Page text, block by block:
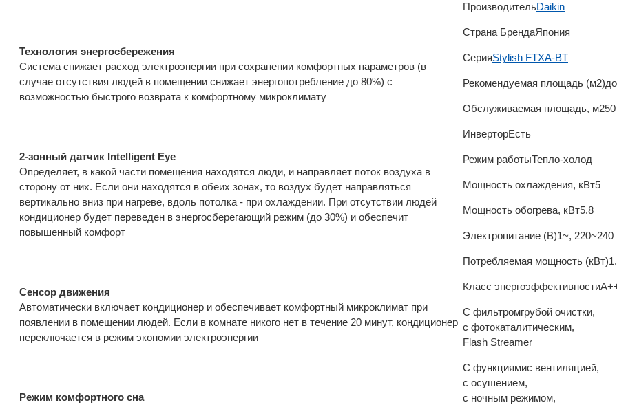
Технология энергосбережения
Система снижает расход электроэнергии при сохранении комфортных параметров (в
случае отсутствия людей в помещении снижает энергопотребление до 80%) с
возможностью быстрого возврата к комфортному микроклимату
2-зонный датчик Intelligent Eye
Определяет, в какой части помещения находятся люди, и направляет поток воздуха в
сторону от них. Если они находятся в обеих зонах, то воздух будет направляться
вертикально вниз при нагреве, вдоль потолка - при охлаждении. При отсутствии людей
кондиционер будет переведен в энергосберегающий режим (до 30%) и обеспечит
повышенный комфорт
Сенсор движения
Автоматически включает кондиционер и обеспечивает комфортный микроклимат при
появлении в помещении людей. Если в комнате никого нет в течение 20 минут, кондиционер
переключается в режим экономии электроэнергии
Режим комфортного сна
ПроизводительDaikin
Страна БрендаЯпония
СерияStylish FTXA-BT
Рекомендуемая площадь (м2)
Обслуживаемая площадь, м250
ИнверторЕсть
Режим работыТепло-холод
Мощность охлаждения, кВт5
Мощность обогрева, кВт5.8
Электропитание (В)1~,
Потребляемая мощность (кВт)
Класс энергоэффективности
С фильтромгрубой очистки,
с фотокаталитическим,
Flash Streamer
С функциямис вентиляцией,
с осушением,
с ночным режимом,